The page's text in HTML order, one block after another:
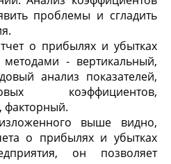
проблемы и сгладить
о прибылях и убытках
- вертикальный,
анализ показателей,
коэффициентов,
факторный.
выше видно,
о прибылях и убытках
он позволяет